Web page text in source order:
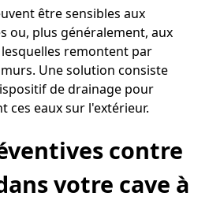
être sensibles aux
ou, plus généralement, aux
remontent par
Une solution consiste
de drainage pour
ces eaux sur l'extérieur.
contre
votre cave à